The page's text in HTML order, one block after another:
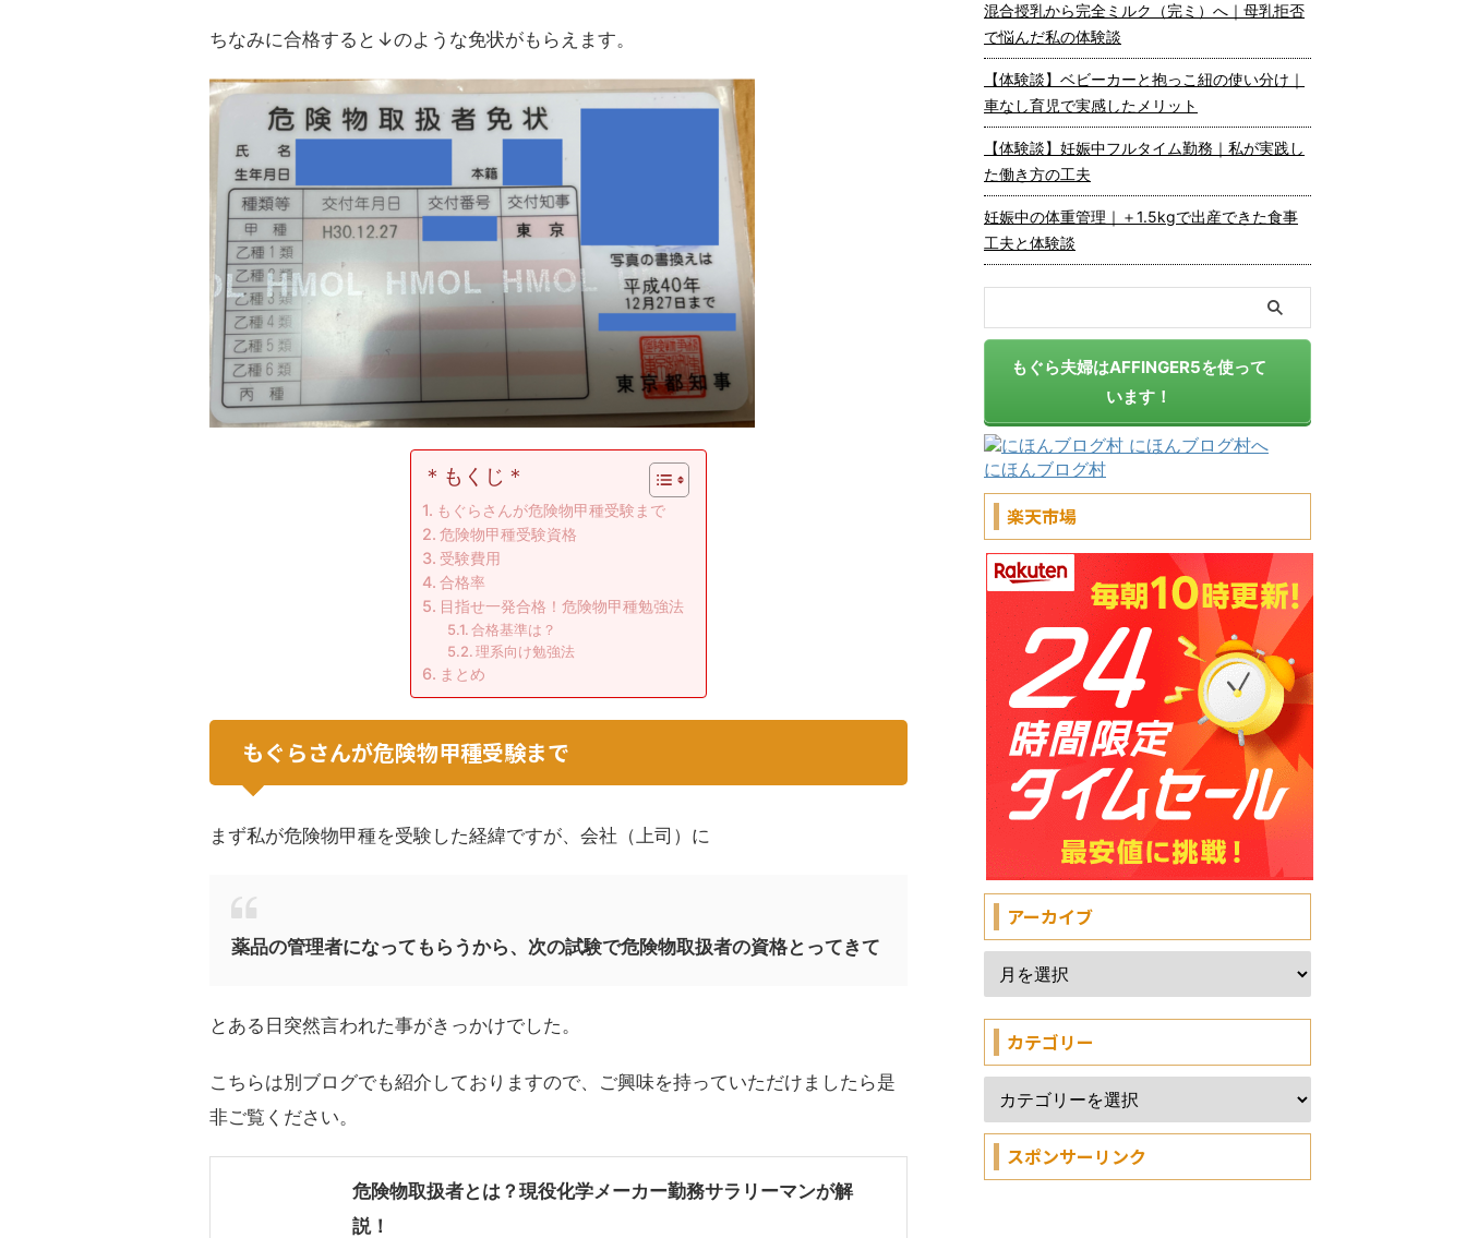
ちなみに合格すると↓のような免状がもらえます。
＊もくじ＊
もぐらさんが危険物甲種受験まで
危険物甲種受験資格
受験費用
合格率
目指せ一発合格！危険物甲種勉強法
合格基準は？
理系向け勉強法
まとめ
もぐらさんが危険物甲種受験まで
まず私が危険物甲種を受験した経緯ですが、会社（上司）に
薬品の管理者になってもらうから、次の試験で危険物取扱者の資格とってきて
とある日突然言われた事がきっかけでした。
こちらは別ブログでも紹介しておりますので、ご興味を持っていただけましたら是
非ご覧ください。
危険物取扱者とは？現役化学メーカー勤務サラリーマンが解
説！
混合授乳から完全ミルク（完ミ）へ｜母乳拒否
で悩んだ私の体験談
【体験談】ベビーカーと抱っこ紐の使い分け｜
車なし育児で実感したメリット
【体験談】妊娠中フルタイム勤務｜私が実践し
た働き方の工夫
妊娠中の体重管理｜＋1.5kgで出産できた食事
工夫と体験談
もぐら夫婦はAFFINGER5を使って
います！
にほんブログ村
楽天市場
アーカイブ
カテゴリー
スポンサーリンク